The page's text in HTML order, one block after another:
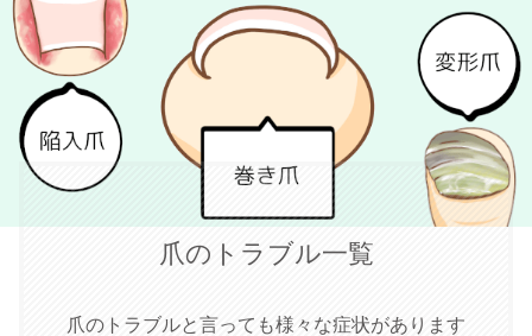
爪のトラブル一覧
爪のトラブルと言っても様々な症状があります